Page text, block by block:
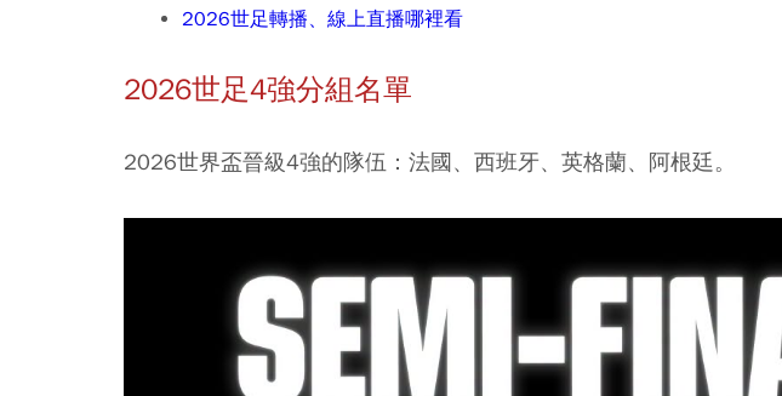
2026世足轉播、線上直播哪裡看
2026世足4強分組名單
2026世界盃晉級4強的隊伍：法國、西班牙、英格蘭、阿根廷。